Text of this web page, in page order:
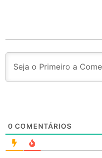
0 COMENTÁRIOS